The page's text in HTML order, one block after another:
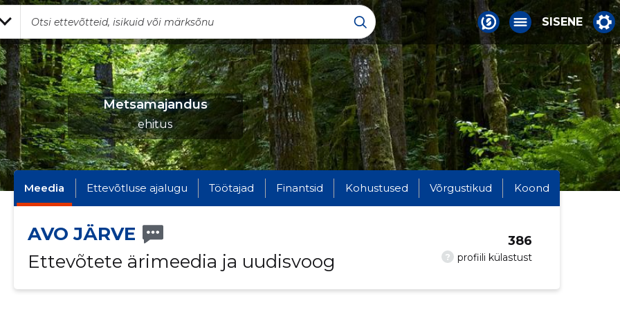
SISENE
Metsamajandus
ehitus
Meedia Ettevõtluse ajalugu Töötajad Finantsid Kohustused Võrgustikud Koond
AVO JÄRVE
Ettevõtete ärimeedia ja uudisvoog
? profiili külastust
386